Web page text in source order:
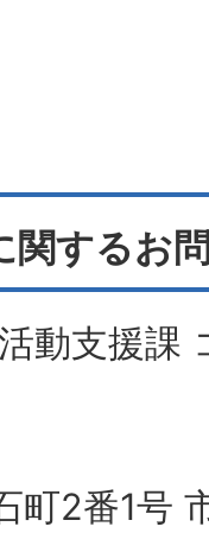
関するお
動支援課
町2番1号